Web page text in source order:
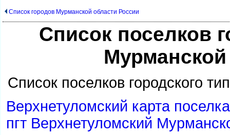
Список городов Мурманской области России
Список поселков
Список поселков городского
ерхнетуломский карта
пгт Верхнетуломский